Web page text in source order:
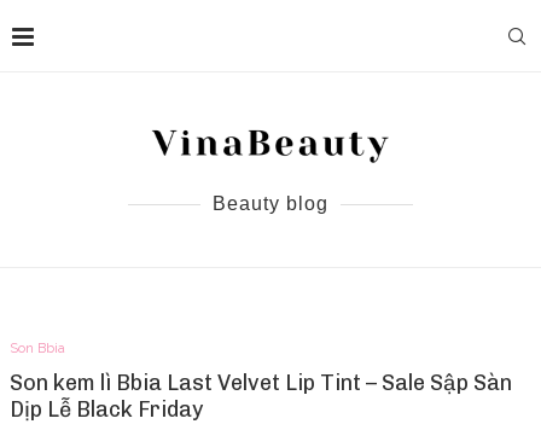
Beauty blog
Son Bbia
Son kem lì Bbia Last Velvet Lip Tint – Sale Sập Sàn
Dịp Lễ Black Friday